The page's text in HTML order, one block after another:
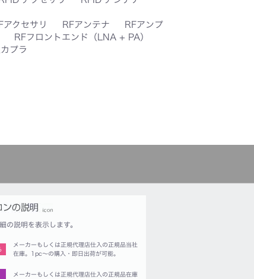
アクセサリ RFアンテナ
RFアンプ
RFフロントエンド（LNA + PA）
プラ
の説明を表示します。
メーカーもしくは正規代理店仕入の正規品当社
在庫。1pc〜の購入・即日出荷が可能。
メーカーもしくは正規代理店仕入の正規品在庫